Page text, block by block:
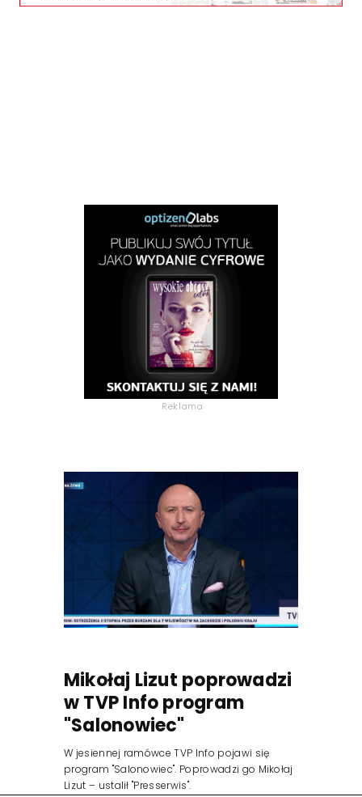
Reklama
Mikołaj Lizut poprowadzi
w TVP Info program
"Salonowiec"
W jesiennej ramówce TVP Info pojawi się
program "Salonowiec". Poprowadzi go Mikołaj
Lizut – ustalił "Presserwis".